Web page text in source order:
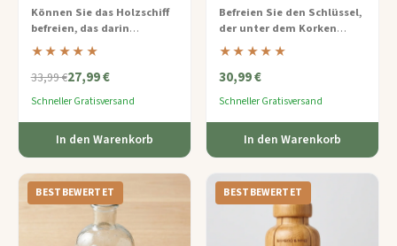
Rätsel
Können Sie das Holzschiff
befreien, das darin
gefangen ist?
Flaschenpuzzle, das Ihre
Geduld und Ihr räumliches
★★★★★
33,99 €27,99 €
Schneller Gratisversand
In den Warenkorb
Schlüssel-Rätsel
Befreien Sie den Schlüssel,
der unter dem Korken
gefangen ist
gefertigtes Holzflaschenpuzzle,
das Geduld und
★★★★★
30,99 €
Schneller Gratisversand
In den Warenkorb
BESTBEWERTET BESTBEWERTET